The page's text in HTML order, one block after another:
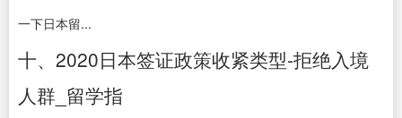
一下日本留...
十、2020日本签证政策收紧类型-拒绝入境
人群_留学指